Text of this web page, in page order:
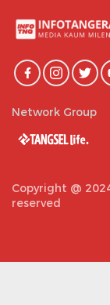
Network Group
Copyright @
reserved